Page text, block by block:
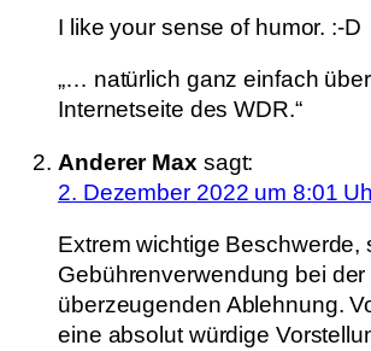
I like your sense of humor. :-D
„… natürlich ganz einfach
Internetseite des WDR.“
Anderer Max sagt:
2. Dezember 2022 um 8:01
Extrem wichtige Beschwerde,
Gebührenverwendung bei
überzeugenden Ablehnung.
eine absolut würdige